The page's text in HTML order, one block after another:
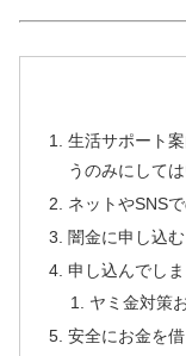
生活サポート
うのみにして
ネットやSNS
闇金に申し込
申し込んでし
ヤミ金対策
安全にお金を